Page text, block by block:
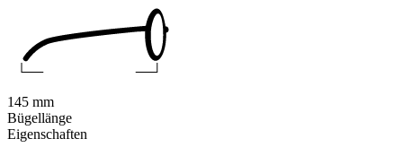
Eigenschaften
145 mm
Bügellänge